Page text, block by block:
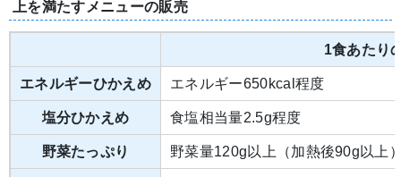
上を満たすメニューの販売
1食あたり
エネルギーひかえめ エネルギー650kcal程度
塩分ひかえめ 食塩相当量2.5g程度
野菜たっぷり 野菜量120g以上（加熱後90g以上